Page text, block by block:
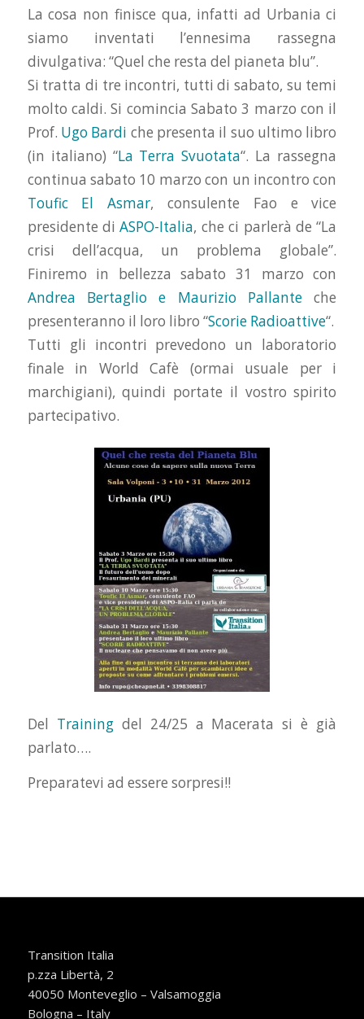
La cosa non finisce qua, infatti ad Urbania ci
siamo inventati l’ennesima rassegna
divulgativa: “Quel che resta del pianeta blu”.
Si tratta di tre incontri, tutti di sabato, su temi
molto caldi. Si comincia Sabato 3 marzo con il
Prof. Ugo Bardi che presenta il suo ultimo libro
(in italiano) “La Terra Svuotata“. La rassegna
continua sabato 10 marzo con un incontro con
Toufic El Asmar, consulente Fao e vice
presidente diASPO-Italia, che ci parlerà de “La
crisi dell’acqua, un problema globale”.
Finiremo in bellezza sabato 31 marzo con
Andrea Bertaglio e Maurizio Pallante che
presenteranno il loro libro “Scorie Radioattive“.
Tutti gli incontri prevedono un laboratorio
finale in World Cafè (ormai usuale per i
marchigiani), quindi portate il vostro spirito
partecipativo.
Del Trainingdel 24/25 a Macerata si è già
parlato….
Preparatevi ad essere sorpresi!!
Transition Italia
p.zza Libertà, 2
40050 Monteveglio – Valsamoggia
Bologna – Italy